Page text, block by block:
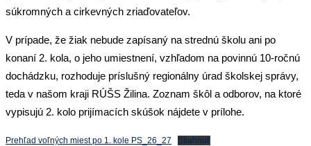
súkromných a cirkevných zriaďovateľov.
V prípade, že žiak nebude zapísaný na strednú školu ani po
konaní 2. kola, o jeho umiestnení, vzhľadom na povinnú 10-ročnú
dochádzku, rozhoduje príslušný regionálny úrad školskej správy,
teda v našom kraji RÚŠS Žilina. Zoznam škôl a odborov, na ktoré
vypisujú 2. kolo prijímacích skúšok nájdete v prílohe.
Prehľad voľných miest po 1. kole PS_26_27 Stiahnuť